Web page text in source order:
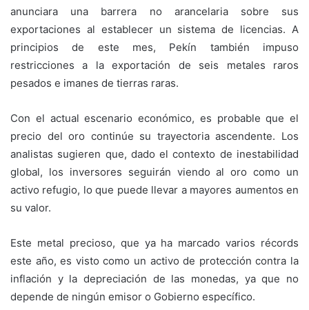
anunciara una barrera no arancelaria sobre sus
exportaciones al establecer un sistema de licencias. A
principios de este mes, Pekín también impuso
restricciones a la exportación de seis metales raros
pesados e imanes de tierras raras.
Con el actual escenario económico, es probable que el
precio del oro continúe su trayectoria ascendente. Los
analistas sugieren que, dado el contexto de inestabilidad
global, los inversores seguirán viendo al oro como un
activo refugio, lo que puede llevar a mayores aumentos en
su valor.
Este metal precioso, que ya ha marcado varios récords
este año, es visto como un activo de protección contra la
inflación y la depreciación de las monedas, ya que no
depende de ningún emisor o Gobierno específico.